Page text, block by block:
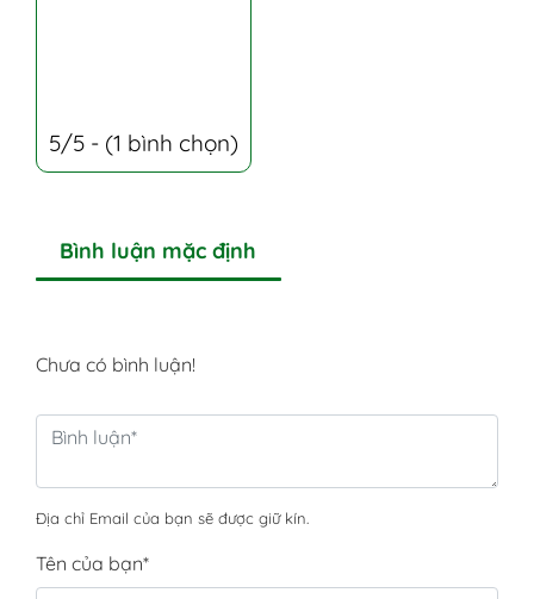
5/5 - (1 bình chọn)
Bình luận mặc định
Chưa có bình luận!
Địa chỉ Email của bạn sẽ được giữ kín.
Tên của bạn*